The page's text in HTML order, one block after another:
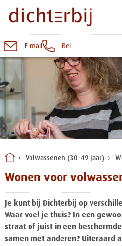
Naar
E-mail Bel
Volwassenen (30-49 jaar)
Wonen voor
Je kunt bij Dichterbij op
Waar voel je thuis? In een
straat of juist in een
samen met anderen? Uiteraard
Snel naar:
Wonen bij Dichterbij
Vrije